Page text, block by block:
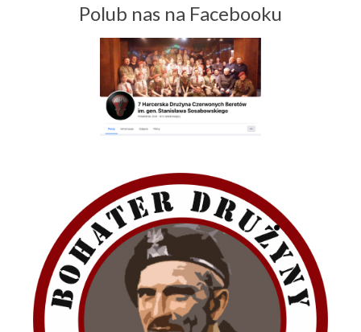
Polub nas na Facebooku